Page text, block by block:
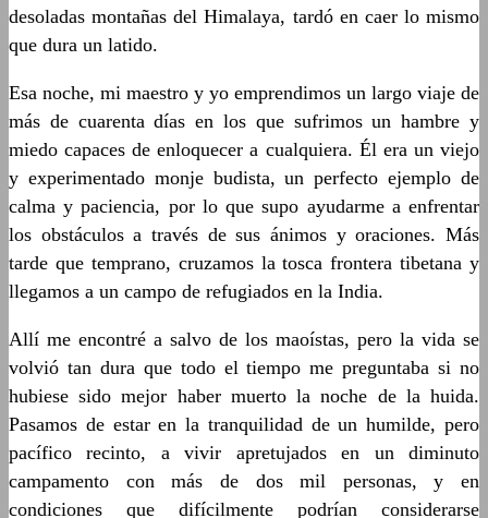
desoladas montañas del Himalaya, tardó en caer lo mismo
que dura un latido.
Esa noche, mi maestro y yo emprendimos un largo viaje de
más de cuarenta días en los que sufrimos un hambre y
miedo capaces de enloquecer a cualquiera. Él era un viejo
y experimentado monje budista, un perfecto ejemplo de
calma y paciencia, por lo que supo ayudarme a enfrentar
los obstáculos a través de sus ánimos y oraciones. Más
tarde que temprano, cruzamos la tosca frontera tibetana y
llegamos a un campo de refugiados en la India.
Allí me encontré a salvo de los maoístas, pero la vida se
volvió tan dura que todo el tiempo me preguntaba si no
hubiese sido mejor haber muerto la noche de la huida.
Pasamos de estar en la tranquilidad de un humilde, pero
pacífico recinto, a vivir apretujados en un diminuto
campamento con más de dos mil personas, y en
condiciones que difícilmente podrían considerarse